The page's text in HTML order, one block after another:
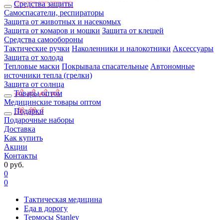
Средства защиты
Самоспасатели, респираторы
Защита от животных и насекомых
Защита от комаров и мошки Защита от клещей
Средства самообороны
Тактические ручки Наколенники и налокотники Аксессуары
Защита от холода
Тепловые маски Покрывала спасательные Автономные
источники тепла (грелки)
Защита от солнца
Товары оптом
Медицинские товары оптом
Подарки
Подарочные наборы
Доставка
Как купить
Акции
Контакты
0 руб.
0
0
Тактическая медицина
Еда в дорогу
Термосы Stanley